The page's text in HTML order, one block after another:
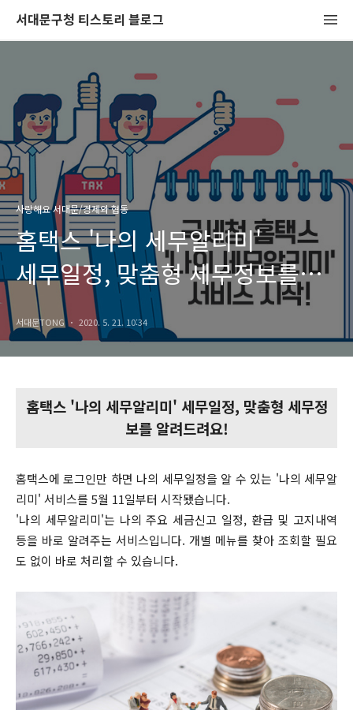
서대문구청 티스토리 블로그
사랑해요 서대문/경제와 협동
홈택스 '나의 세무알리미'
세무일정, 맞춤형 세무정보를
알려드려요!
서대문TONG 2020. 5. 21. 10:34
홈택스 '나의 세무알리미' 세무일정, 맞춤형 세무정
보를 알려드려요!
홈택스에 로그인만 하면 나의 세무일정을 알 수 있는 '나의 세무알
리미' 서비스를 5월 11일부터 시작됐습니다.
'나의 세무알리미'는 나의 주요 세금신고 일정, 환급 및 고지내역
등을 바로 알려주는 서비스입니다. 개별 메뉴를 찾아 조회할 필요
도 없이 바로 처리할 수 있습니다.